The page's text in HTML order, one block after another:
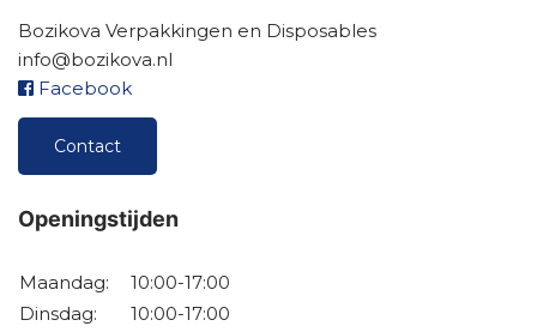
feestelijke uitstraling.
Bozikova Verpakkingen en Disposables
info@bozikova.nl
Facebook
Contact
Openingstijden
Maandag:
10:00-17:00
Dinsdag:
10:00-17:00